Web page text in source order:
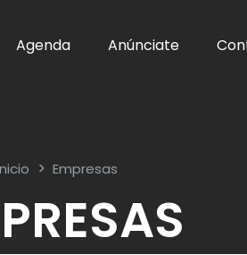
Agenda Anúnciate
Empresas